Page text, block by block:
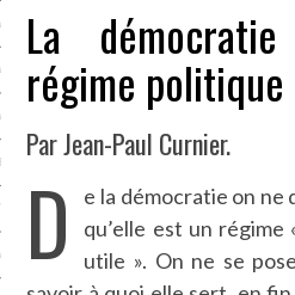
LIBERTÉ
BEAUTÉ
FOLIE
GUERRE
La
régime
Par Jean-Paul Curnier.
D
e la démocratie on ne
qu’elle est un régime
utile ». On ne se